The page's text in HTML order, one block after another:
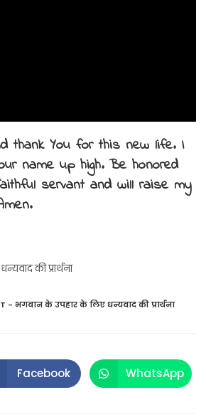
thank You for this new life. I
name up high. Be honored
servant and will raise my
की प्रार्थना
- भगवान के उपहार के लिए धन्यवाद की प्रार्थना
Opens
in
Facebook Opens
in
WhatsApp